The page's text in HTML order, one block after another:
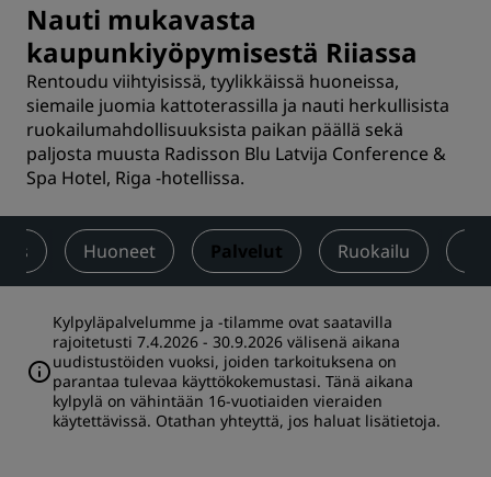
Nauti mukavasta
kaupunkiyöpymisestä Riiassa
Rentoudu viihtyisissä, tyylikkäissä huoneissa,
siemaile juomia kattoterassilla ja nauti herkullisista
ruokailumahdollisuuksista paikan päällä sekä
paljosta muusta Radisson Blu Latvija Conference &
Spa Hotel, Riga -hotellissa.
Huoneet Palvelut Ruokailu
Kylpyläpalvelumme ja -tilamme ovat saatavilla
rajoitetusti 7.4.2026 - 30.9.2026 välisenä aikana
uudistustöiden vuoksi, joiden tarkoituksena on
parantaa tulevaa käyttökokemustasi. Tänä aikana
kylpylä on vähintään 16-vuotiaiden vieraiden
käytettävissä. Otathan yhteyttä, jos haluat lisätietoja.